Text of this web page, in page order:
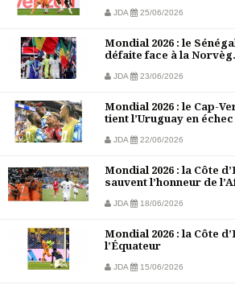
JDA 25/06/2026
Mondial 2026 : le
défaite face à la
JDA 23/06/2026
Mondial 2026 : le Cap-
tient l’Uruguay en échec
JDA 22/06/2026
Mondial 2026 : la Côte
sauvent l’honneur de
JDA 18/06/2026
Mondial 2026 : la Côte
l’Équateur
JDA 15/06/2026